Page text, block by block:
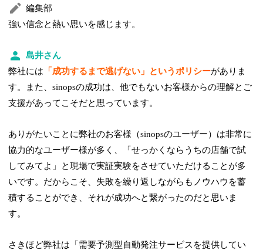
編集部
強い信念と熱い思いを感じます。
島井さん
弊社には 「成功するまで逃げない」というポリシーがありま
す。また、sinopsの成功は、他でもないお客様からの理解とご
支援があってこそだと思っています。
ありがたいことに弊社のお客様（sinopsのユーザー）は非常に
協力的なユーザー様が多く、「せっかくならうちの店舗で試
してみてよ」と現場で実証実験をさせていただけることが多
いです。だからこそ、失敗を繰り返しながらもノウハウを蓄
積することができ、それが成功へと繋がったのだと思いま
す。
さきほど弊社は「需要予測型自動発注サービスを提供してい